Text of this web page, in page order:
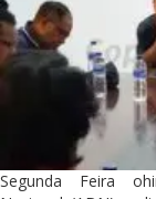
Segunda Feira